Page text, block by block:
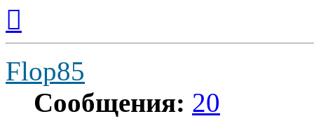
началу
Flop85
Сообщения: 20